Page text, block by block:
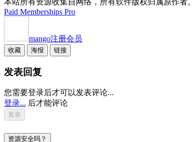
Paid Memberships Pro
mango注册会员
收藏 海报 链接
发表回复
您需要登录后才可以发表评论...
登录... 后才能评论
资源安全吗？